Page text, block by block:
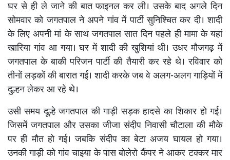
घर से ही ले जाने की बात फाइनल कर ली। उसके बाद अगले दिन
सोमवार को जगतपाल ने अपने गांव में पार्टी सुनिश्चित कर दी। शादी
के लिए अपनी मां के साथ जगतपाल सात दिन पहले ही मामा के यहां
खारिया गांव आ गया। घर में शादी की खुशियां थी। उधर मौजगढ़ में
जगतपाल के बाकी परिजन पार्टी की तैयारी कर रहे थे। रविवार को
तीनों लड़कों की बारात गई। शादी करके जब वे अलग-अलग गाड़ियों में
दुल्हन लेकर आ रहे थे।
उसी समय दूल्हे जगतपाल की गाड़ी सड़क हादसे का शिकार हो गई।
जिसमें जगतपाल और उसका जीजा संदीप निवासी चौटाला की मौके
पर ही मौत हो गई। जबकि संदीप का बेटा अजय घायल हो गया।
उनकी गाड़ी को गांव चाइया के पास बोलेरो कैंपर ने आकर टक्कर मार